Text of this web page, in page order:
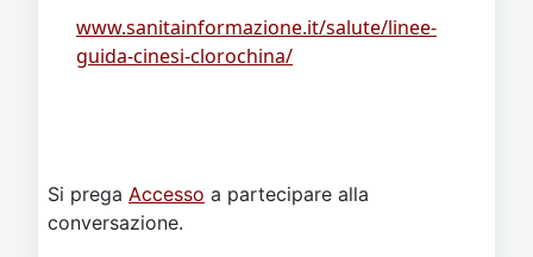
www.sanitainformazione.it/salute/linee-
guida-cinesi-clorochina/
Si prega Accesso a partecipare alla
conversazione.